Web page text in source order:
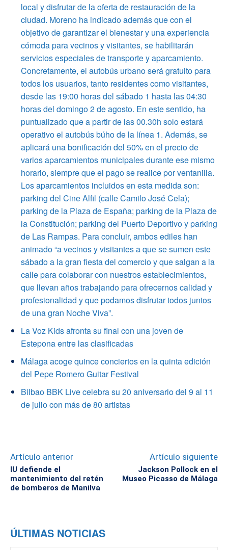
local y disfrutar de la oferta de restauración de la
ciudad. Moreno ha indicado además que con el
objetivo de garantizar el bienestar y una experiencia
cómoda para vecinos y visitantes, se habilitarán
servicios especiales de transporte y aparcamiento.
Concretamente, el autobús urbano será gratuito para
todos los usuarios, tanto residentes como visitantes,
desde las 19:00 horas del sábado 1 hasta las 04:30
horas del domingo 2 de agosto. En este sentido, ha
puntualizado que a partir de las 00.30h solo estará
operativo el autobús búho de la línea 1. Además, se
aplicará una bonificación del 50% en el precio de
varios aparcamientos municipales durante ese mismo
horario, siempre que el pago se realice por ventanilla.
Los aparcamientos incluidos en esta medida son:
parking del Cine Alfil (calle Camilo José Cela);
parking de la Plaza de España; parking de la Plaza de
la Constitución; parking del Puerto Deportivo y parking
de Las Rampas. Para concluir, ambos ediles han
animado “a vecinos y visitantes a que se sumen este
sábado a la gran fiesta del comercio y que salgan a la
calle para colaborar con nuestros establecimientos,
que llevan años trabajando para ofrecernos calidad y
profesionalidad y que podamos disfrutar todos juntos
de una gran Noche Viva”.
La Voz Kids afronta su final con una joven de
Estepona entre las clasificadas
Málaga acoge quince conciertos en la quinta edición
del Pepe Romero Guitar Festival
Bilbao BBK Live celebra su 20 aniversario del 9 al 11
de julio con más de 80 artistas
Artículo anterior
IU defiende el
mantenimiento del retén
de bomberos de Manilva
Artículo siguiente
Jackson Pollock en el
Museo Picasso de Málaga
ÚLTIMAS NOTICIAS